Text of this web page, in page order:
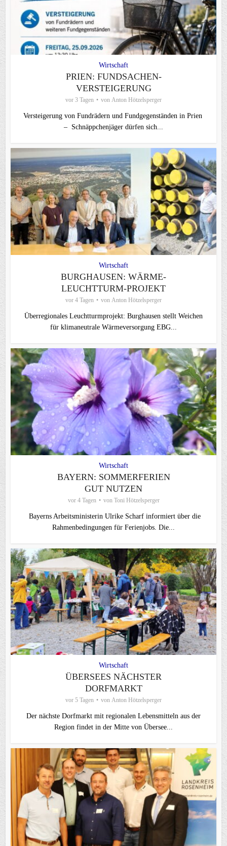
Wirtschaft
PRIEN: FUNDSACHEN-
VERSTEIGERUNG
vor 3 Tagen von Anton Hötzelsperger
Versteigerung von Fundrädern und Fundgegenständen in Prien
– Schnäppchenjäger dürfen sich...
Wirtschaft
BURGHAUSEN: WÄRME-
LEUCHTTURM-PROJEKT
vor 4 Tagen von Anton Hötzelsperger
Überregionales Leuchtturmprojekt: Burghausen stellt Weichen
für klimaneutrale Wärmeversorgung EBG...
Wirtschaft
BAYERN: SOMMERFERIEN
GUT NUTZEN
vor 4 Tagen von Toni Hötzelsperger
Bayerns Arbeitsministerin Ulrike Scharf informiert über die
Rahmenbedingungen für Ferienjobs. Die...
Wirtschaft
ÜBERSEES NÄCHSTER
DORFMARKT
vor 5 Tagen von Anton Hötzelsperger
Der nächste Dorfmarkt mit regionalen Lebensmitteln aus der
Region findet in der Mitte von Übersee...